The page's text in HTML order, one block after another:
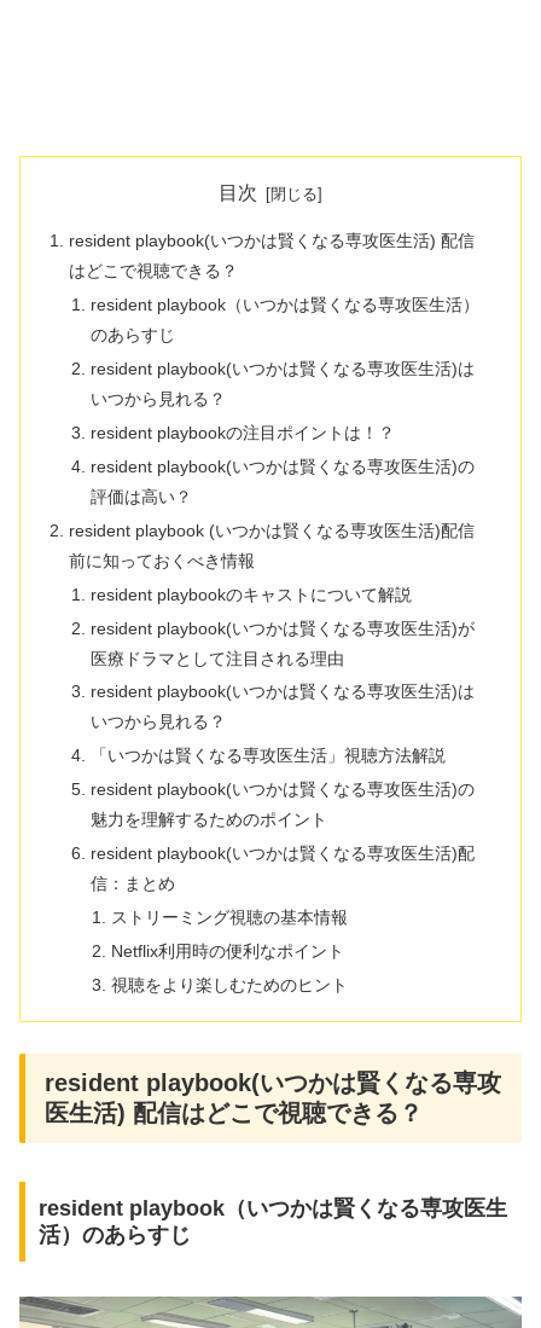
目次
resident playbook(いつかは賢くなる専攻医生活) 配信
はどこで視聴できる？
resident playbook（いつかは賢くなる専攻医生活）
のあらすじ
resident playbook(いつかは賢くなる専攻医生活)は
いつから見れる？
resident playbookの注目ポイントは！？
resident playbook(いつかは賢くなる専攻医生活)の
評価は高い？
resident playbook (いつかは賢くなる専攻医生活)配信
前に知っておくべき情報
resident playbookのキャストについて解説
resident playbook(いつかは賢くなる専攻医生活)が
医療ドラマとして注目される理由
resident playbook(いつかは賢くなる専攻医生活)は
いつから見れる？
「いつかは賢くなる専攻医生活」視聴方法解説
resident playbook(いつかは賢くなる専攻医生活)の
魅力を理解するためのポイント
resident playbook(いつかは賢くなる専攻医生活)配
信：まとめ
ストリーミング視聴の基本情報
Netflix利用時の便利なポイント
視聴をより楽しむためのヒント
resident playbook(いつかは賢くなる専攻
医生活) 配信はどこで視聴できる？
resident playbook（いつかは賢くなる専攻医生
活）のあらすじ